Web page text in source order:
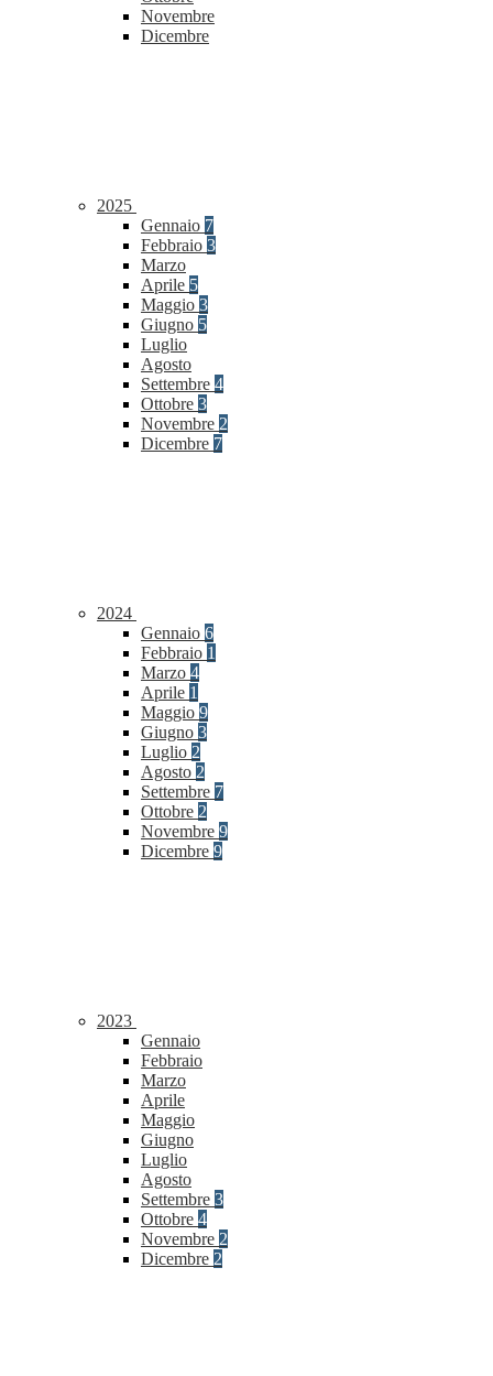
Novembre
Dicembre
2025
Gennaio 7
Febbraio 3
Marzo
Aprile 5
Maggio 3
Giugno 5
Luglio
Agosto
Settembre 4
Ottobre 3
Novembre 2
Dicembre 7
2024
Gennaio 6
Febbraio 1
Marzo 4
Aprile 1
Maggio 9
Giugno 3
Luglio 2
Agosto 2
Settembre 7
Ottobre 2
Novembre 9
Dicembre 9
2023
Gennaio
Febbraio
Marzo
Aprile
Maggio
Giugno
Luglio
Agosto
Settembre 3
Ottobre 4
Novembre 2
Dicembre 2